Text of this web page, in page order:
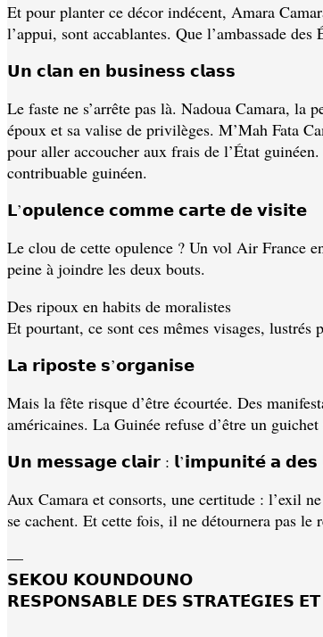
Et pour planter ce décor indécent, Amara
l’appui, sont accablantes. Que l’ambassade
𝗨𝗻 𝗰𝗹𝗮𝗻 𝗲𝗻 𝗯𝘂𝘀𝗶𝗻𝗲𝘀𝘀 𝗰𝗹𝗮𝘀𝘀
Le faste ne s’arrête pas là. Nadoua Camara, la
époux et sa valise de privilèges. M’Mah Fata
pour aller accoucher aux frais de l’État
contribuable guinéen.
𝗟’𝗼𝗽𝘂𝗹𝗲𝗻𝗰𝗲 𝗰𝗼𝗺𝗺𝗲 𝗰𝗮𝗿𝘁𝗲 𝗱𝗲 𝘃𝗶𝘀𝗶𝘁𝗲
Le clou de cette opulence ? Un vol Air France
peine à joindre les deux bouts.
Des ripoux en habits de moralistes
Et pourtant, ce sont ces mêmes visages,
𝗟𝗮 𝗿𝗶𝗽𝗼𝘀𝘁𝗲 𝘀’𝗼𝗿𝗴𝗮𝗻𝗶𝘀𝗲
Mais la fête risque d’être écourtée. Des
américaines. La Guinée refuse d’être un
𝗨𝗻 𝗺𝗲𝘀𝘀𝗮𝗴𝗲 𝗰𝗹𝗮𝗶𝗿 : 𝗹’𝗶𝗺𝗽𝘂𝗻𝗶𝘁𝗲́ 𝗮 𝗱𝗲𝘀
Aux Camara et consorts, une certitude : l’exil
se cachent. Et cette fois, il ne détournera pas le
—
𝗦𝗘𝗞𝗢𝗨 𝗞𝗢𝗨𝗡𝗗𝗢𝗨𝗡𝗢
𝗥𝗘𝗦𝗣𝗢𝗡𝗦𝗔𝗕𝗟𝗘 𝗗𝗘𝗦 𝗦𝗧𝗥𝗔𝗧𝗘́𝗚𝗜𝗘𝗦